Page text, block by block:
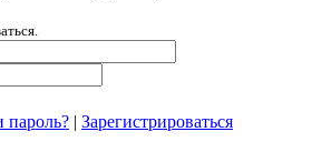
пароль? | Зарегистрироваться